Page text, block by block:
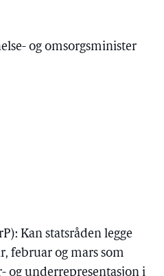
og omsorgsminister
Kan statsråden legge
februar og mars som
og underrepresentasjon i